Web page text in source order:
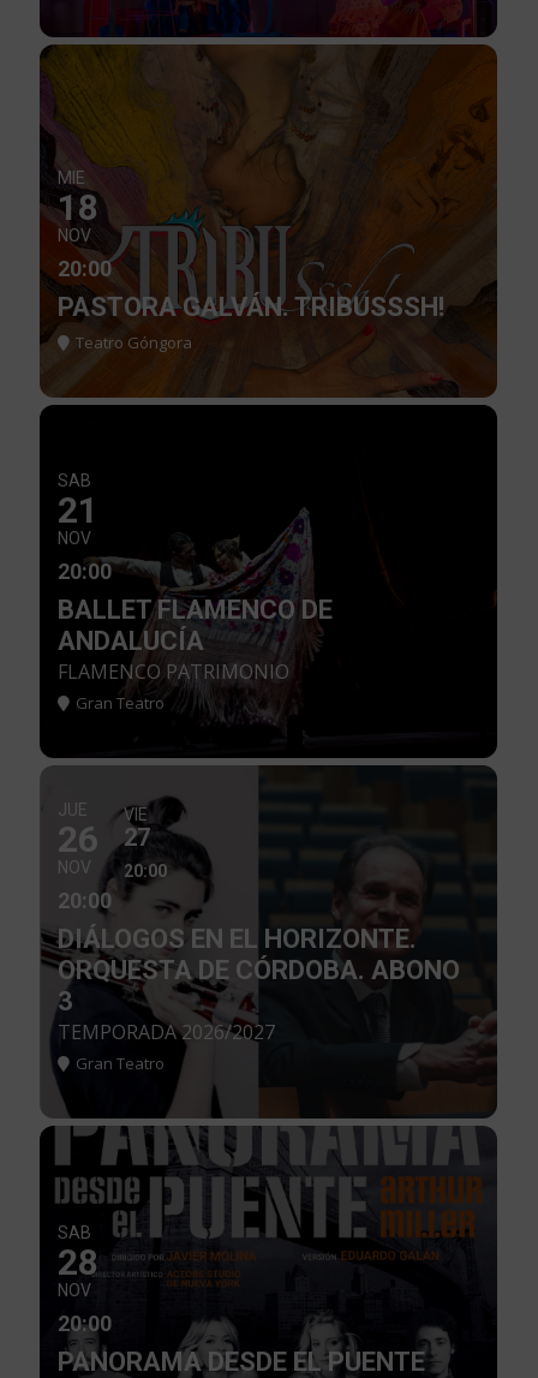
MIE
18
NOV
20:00
PASTORA GALVÁN. TRIBUSSSH!
Teatro Góngora
SAB
21
NOV
20:00
BALLET FLAMENCO DE
ANDALUCÍA
FLAMENCO PATRIMONIO
Gran Teatro
JUE
26
NOV
20:00
VIE
27
20:00
DIÁLOGOS EN EL HORIZONTE.
ORQUESTA DE CÓRDOBA. ABONO
3
TEMPORADA 2026/2027
Gran Teatro
SAB
28
NOV
20:00
PANORAMA DESDE EL PUENTE